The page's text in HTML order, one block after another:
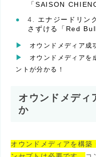
「SAISON
エナジードリン
さずける「Red Bull
オウンドメディア成
オウンドメディアを
ントが分かる！
オウンドメディ
か
オウンドメディアを構築